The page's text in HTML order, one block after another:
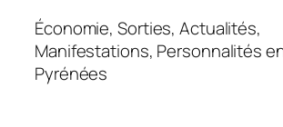
Économie, Sorties, Actualités,
Manifestations, Personnalités
Pyrénées